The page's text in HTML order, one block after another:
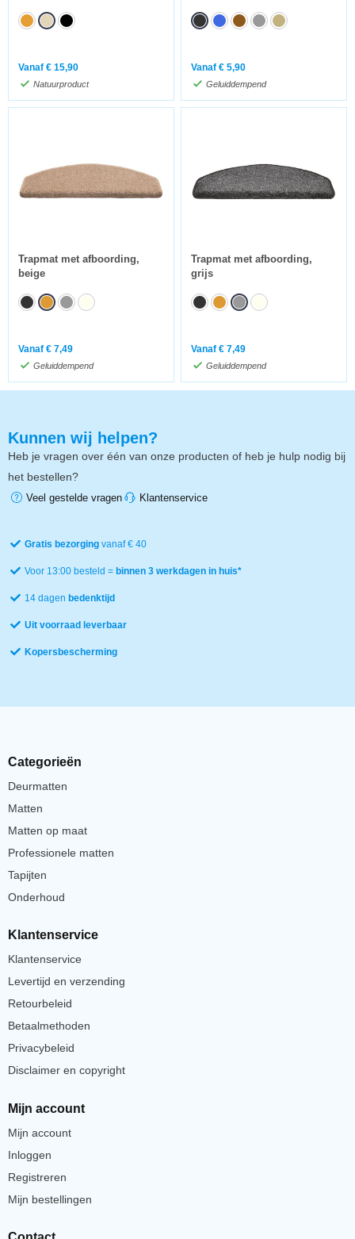
Vanaf € 15,90
Natuurproduct
Vanaf € 5,90
Geluiddempend
Trapmat met afboording,
beige
Vanaf € 7,49
Geluiddempend
Trapmat met afboording,
grijs
Vanaf € 7,49
Geluiddempend
Kunnen wij helpen?
Heb je vragen over één van onze producten of heb je hulp nodig bij
het bestellen?
Veel gestelde vragen Klantenservice
Gratis bezorgingvanaf € 40
Voor 13:00 besteld = binnen 3 werkdagen in huis*
14 dagen bedenktijd
Uit voorraad leverbaar
Kopersbescherming
Categorieën
Deurmatten
Matten
Matten op maat
Professionele matten
Tapijten
Onderhoud
Klantenservice
Klantenservice
Levertijd en verzending
Retourbeleid
Betaalmethoden
Privacybeleid
Disclaimer en copyright
Mijn account
Mijn account
Inloggen
Registreren
Mijn bestellingen